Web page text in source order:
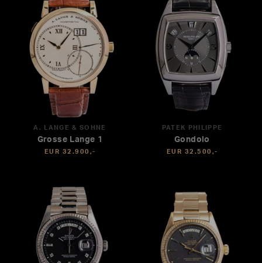
A. LANGE & SÖHNE
Grosse Lange 1
EUR 32.900,-
PATEK PHILIPPE
Gondolo
EUR 32.500,-